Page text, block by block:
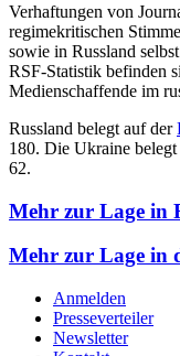
Verhaftungen von
regimekritischen
sowie in Russland
RSF-Statistik befinden
Medienschaffende im
Russland belegt auf der
180. Die Ukraine belegt
62.
Mehr zur Lage in
Mehr zur Lage in
Anmelden
Presseverteiler
Newsletter